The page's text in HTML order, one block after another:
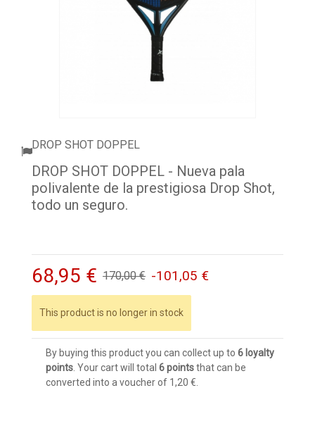
DROP SHOT DOPPEL
DROP SHOT DOPPEL - Nueva pala
polivalente de la prestigiosa Drop Shot,
todo un seguro.
68,95 € 170,00 € -101,05 €
This product is no longer in stock
By buying this product you can collect up to 6 loyalty
points . Your cart will total 6pointsthat can be
converted into a voucher of 1,20 €